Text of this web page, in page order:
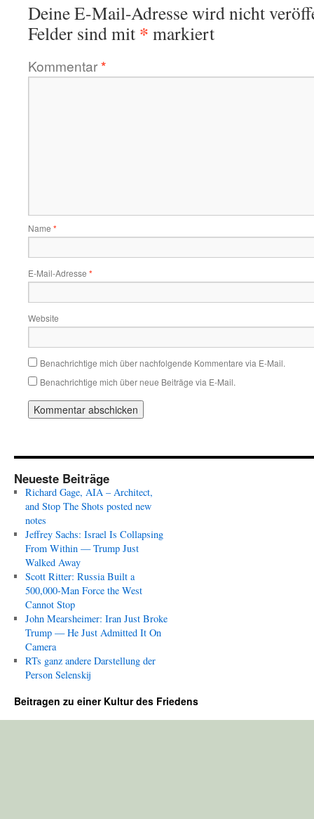
Deine E-Mail-Adresse wird nicht
Felder sind mit * markiert
Kommentar*
Name *
E-Mail-Adresse *
Website
Benachrichtige mich über nachfolgende Kommentare via E-Mail.
Benachrichtige mich über neue Beiträge via E-Mail.
Neueste Beiträge
Richard Gage, AIA – Architect,
and Stop The Shots posted new
notes
Jeffrey Sachs: Israel Is Collapsing
From Within — Trump Just
Walked Away
Scott Ritter: Russia Built a
500,000-Man Force the West
Cannot Stop
John Mearsheimer: Iran Just Broke
Trump — He Just Admitted It On
Camera
RTs ganz andere Darstellung der
Person Selenskij
Beitragen zu einer Kultur des Friedens